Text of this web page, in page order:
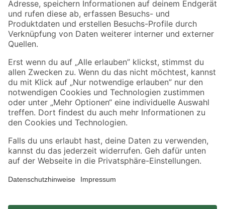
Zahlungsarten Versandarten
Sicher einkaufen
Jetzt die toom-App herunterladen
Alle Preisangaben in EUR inkl. gesetzl. MwSt.. Die dargestellten Angebote sind unter
Umständen nicht in allen Märkten verfügbar. Die angegebenen Verfügbarkeiten beziehen
Produkte nur solange der Vorrat reicht.
*Paketversand ab 59 € versandkostenfrei, gilt nicht für Artikel mit Speditionsversand, hier